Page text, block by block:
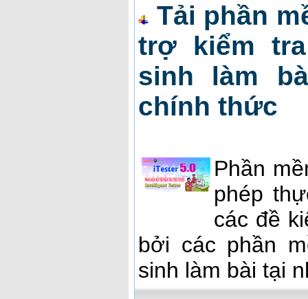
Tải phần
trợ kiểm
sinh làm
chính thức
Phần
phép
các đề
bởi các phần
sinh làm bài tại